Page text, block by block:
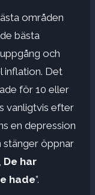
områden
bästa
och
inflation. Det
för 10 eller
vanligtvis efter
en depression
stänger öppnar
De har
hade”.